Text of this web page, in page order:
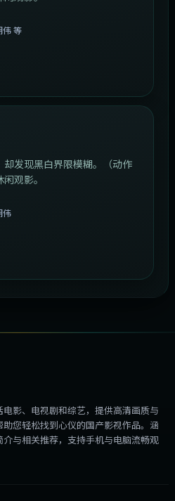
伟 等
发现黑白界限模糊。（动作
观影。
伟
影、电视剧和综艺，提供高清画质与
您轻松找到心仪的国产影视作品。涵
与相关推荐，支持手机与电脑流畅观